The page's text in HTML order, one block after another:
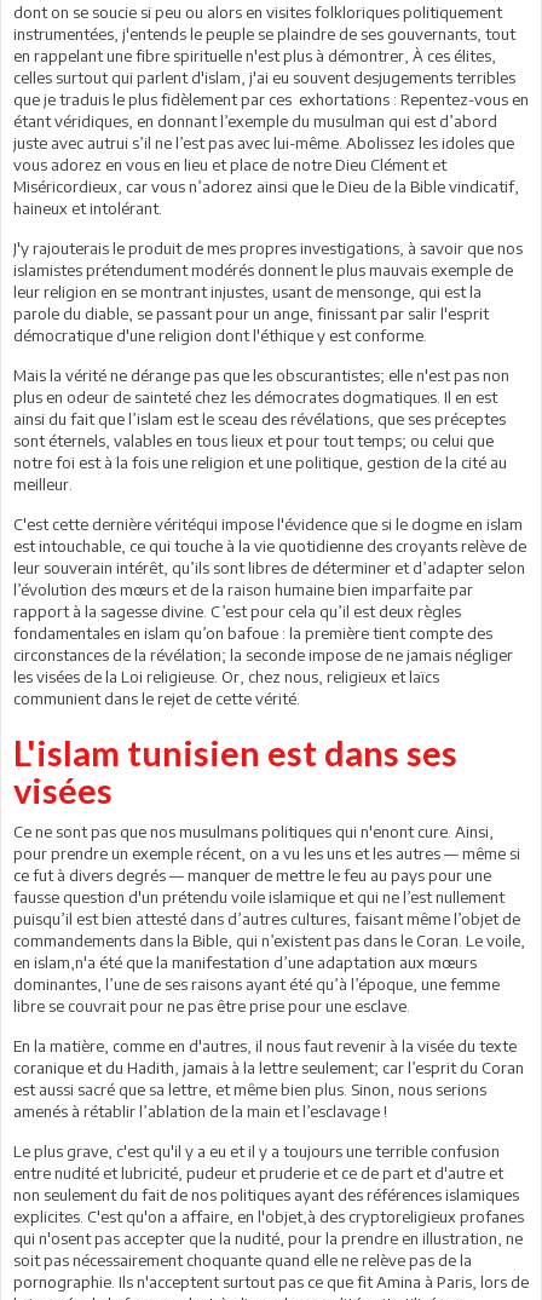
dont on se soucie si peu ou alors en visites folkloriques politiquement
instrumentées, j'entends le peuple se plaindre de ses gouvernants, tout
en rappelant une fibre spirituelle n'est plus à démontrer, À ces élites,
celles surtout qui parlent d'islam, j'ai eu souvent desjugements terribles
que je traduis le plus fidèlement par ces exhortations : Repentez-vous en
étant véridiques, en donnant l’exemple du musulman qui est d’abord
juste avec autrui s’il ne l’est pas avec lui-même. Abolissez les idoles que
vous adorez en vous en lieu et place de notre Dieu Clément et
Miséricordieux, car vous n’adorez ainsi que le Dieu de la Bible vindicatif,
haineux et intolérant.
J'y rajouterais le produit de mes propres investigations, à savoir que nos
islamistes prétendument modérés donnent le plus mauvais exemple de
leur religion en se montrant injustes, usant de mensonge, qui est la
parole du diable, se passant pour un ange, finissant par salir l'esprit
démocratique d'une religion dont l'éthique y est conforme.
Mais la vérité ne dérange pas que les obscurantistes; elle n'est pas non
plus en odeur de sainteté chez les démocrates dogmatiques. Il en est
ainsi du fait que l’islam est le sceau des révélations, que ses préceptes
sont éternels, valables en tous lieux et pour tout temps; ou celui que
notre foi est à la fois une religion et une politique, gestion de la cité au
meilleur.
C'est cette dernière véritéqui impose l'évidence que si le dogme en islam
est intouchable, ce qui touche à la vie quotidienne des croyants relève de
leur souverain intérêt, qu’ils sont libres de déterminer et d’adapter selon
l’évolution des mœurs et de la raison humaine bien imparfaite par
rapport à la sagesse divine. C’est pour cela qu’il est deux règles
fondamentales en islam qu’on bafoue : la première tient compte des
circonstances de la révélation; la seconde impose de ne jamais négliger
les visées de la Loi religieuse. Or, chez nous, religieux et laïcs
communient dans le rejet de cette vérité.
L'islam tunisien est dans ses
visées
Ce ne sont pas que nos musulmans politiques qui n'enont cure. Ainsi,
pour prendre un exemple récent, on a vu les uns et les autres — même si
ce fut à divers degrés — manquer de mettre le feu au pays pour une
fausse question d'un prétendu voile islamique et qui ne l’est nullement
puisqu’il est bien attesté dans d’autres cultures, faisant même l’objet de
commandements dans la Bible, qui n’existent pas dans le Coran. Le voile,
en islam,n'a été que la manifestation d’une adaptation aux mœurs
dominantes, l’une de ses raisons ayant été qu’à l’époque, une femme
libre se couvrait pour ne pas être prise pour une esclave.
En la matière, comme en d'autres, il nous faut revenir à la visée du texte
coranique et du Hadith, jamais à la lettre seulement; car l’esprit du Coran
est aussi sacré que sa lettre, et même bien plus. Sinon, nous serions
amenés à rétablir l’ablation de la main et l’esclavage !
Le plus grave, c'est qu'il y a eu et il y a toujours une terrible confusion
entre nudité et lubricité, pudeur et pruderie et ce de part et d'autre et
non seulement du fait de nos politiques ayant des références islamiques
explicites. C'est qu'on a affaire, en l'objet,à des cryptoreligieux profanes
qui n'osent pas accepter que la nudité, pour la prendre en illustration, ne
soit pas nécessairement choquante quand elle ne relève pas de la
pornographie. Ils n'acceptent surtout pas ce que fit Amina à Paris, lors de